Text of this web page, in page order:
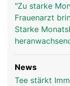
"Zu starke
Frauenarzt
Starke
News
Tee stärkt